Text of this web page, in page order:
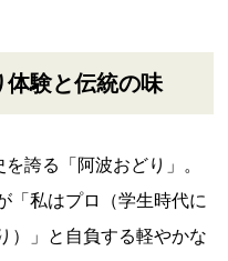
体験と伝統の味
誇る「阿波おどり」。
「私はプロ（学生時代に
）」と自負する軽やかな